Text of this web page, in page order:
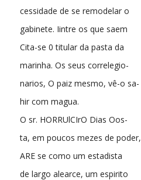
cessidade de se remodelar o
gabinete. Iintre os que saem
Cita-se 0 titular da pasta da
marinha. Os seus correlegio-
narios, O paiz mesmo, vê-o sa-
hir com magua.
O sr. HORRUlCIrO Dias Oos-
ta, em poucos mezes de poder,
ARE se como um estadista
de largo alearce, um espirito